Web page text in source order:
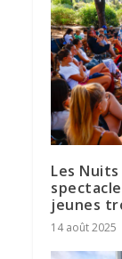
Les
jeunes
14 août 2025